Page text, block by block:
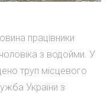
працівники
з водойми. У
труп місцевого
України з